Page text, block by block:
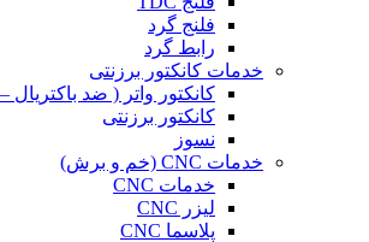
فلنج گرد
رابط گرد
خدمات کانکتور برزنتی
کانکتور واتر ( ضد باکتریال
کانکتور برزنتی
نسوز
خدمات CNC (خم و برش)
خدمات CNC
لیزر CNC
پلاسما CNC